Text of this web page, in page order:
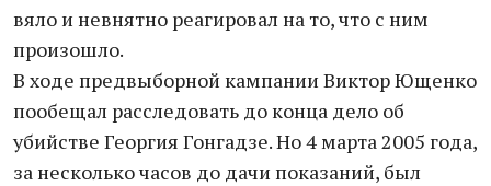
вяло и невнятно реагировал на то, что с ним
произошло.
В ходе предвыборной кампании Виктор Ющенко
пообещал расследовать до конца дело об
убийстве Георгия Гонгадзе. Но 4 марта 2005 года,
за несколько часов до дачи показаний, был